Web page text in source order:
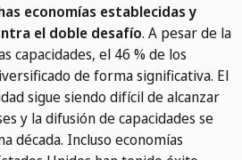
economías establecidas y
el doble desafío. A pesar de la
capacidades, el 46 % de los
de forma significativa. El
sigue siendo difícil de alcanzar
y la difusión de capacidades se
década. Incluso economías